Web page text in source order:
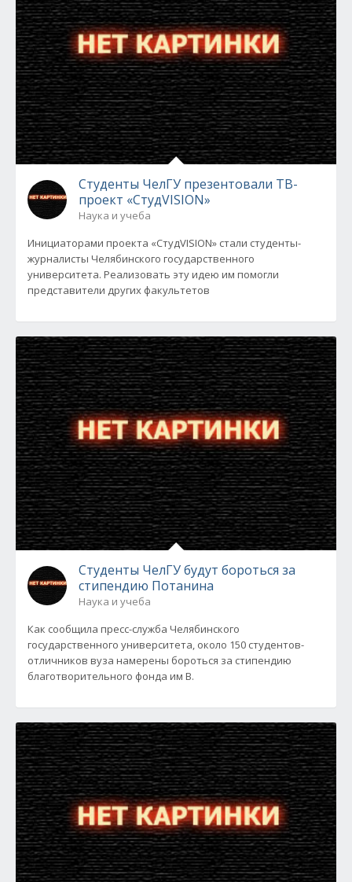
Студенты ЧелГУ презентовали ТВ-
проект «СтудVISION»
Наука и учеба
Инициаторами проекта «СтудVISION» стали студенты-
журналисты Челябинского государственного
университета. Реализовать эту идею им помогли
представители других факультетов
Студенты ЧелГУ будут бороться за
стипендию Потанина
Наука и учеба
Как сообщила пресс-служба Челябинского
государственного университета, около 150 студентов-
отличников вуза намерены бороться за стипендию
благотворительного фонда им В.